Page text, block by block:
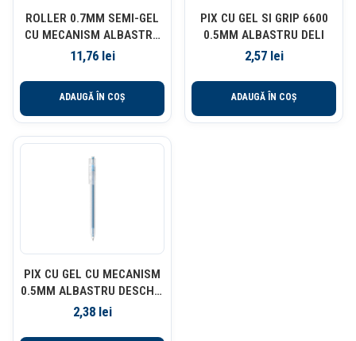
ROLLER 0.7MM SEMI-GEL
CU MECANISM ALBASTRU
QUICK-DRY BIC
11,76 lei
ADAUGĂ ÎN COȘ
PIX CU GEL SI GRIP 6600
0.5MM ALBASTRU DELI
2,57 lei
ADAUGĂ ÎN COȘ
PIX CU GEL CU MECANISM
0.5MM ALBASTRU DESCHIS
DELI
2,38 lei